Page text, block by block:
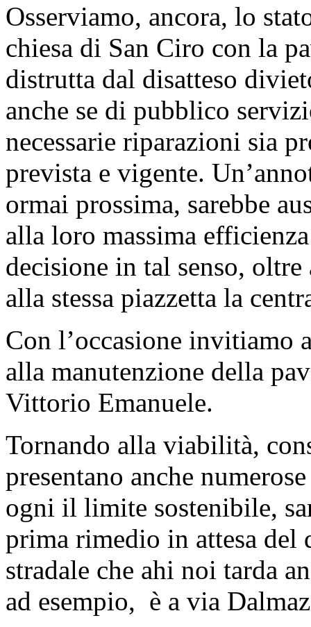
Osserviamo, ancora, lo
chiesa di San Ciro con la
distrutta dal disatteso
anche se di pubblico
necessarie riparazioni sia
prevista e vigente.
ormai prossima, sarebbe
alla loro massima
decisione in tal senso,
alla stessa piazzetta la
Con l’occasione invitiamo
alla manutenzione della
Vittorio Emanuele.
Tornando alla viabilità,
presentano anche
ogni il limite sostenibile,
prima rimedio in attesa
stradale che ahi noi tarda
ad esempio, è a via